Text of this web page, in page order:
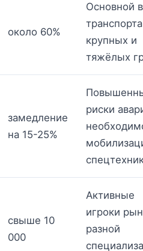
около 60%
Основной
крупных и
тяжёлых
замедление
на 15-25%
риски
свыше 10
000
Активные
игроки
разной